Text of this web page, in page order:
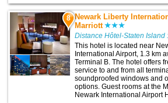
8 Newark Liberty
Marriott
Distance Hôtel-Staten Island
This hotel is located near
International Airport, 1.3 km
Terminal B. The hotel offers
service to and from all
soundproofed windows and
options. Guest rooms at the
Newark International Airport